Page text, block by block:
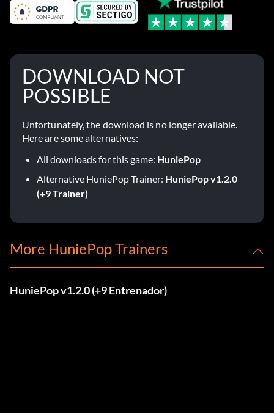
DOWNLOAD NOT
POSSIBLE
Unfortunately, the download is no longer available.
Here are some alternatives:
All downloads for this game: HuniePop
Alternative HuniePop Trainer: HuniePop v1.2.0
(+9 Trainer)
More HuniePop Trainers
HuniePop v1.2.0 (+9 Entrenador)